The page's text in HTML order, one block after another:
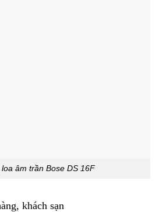
âm trần Bose DS 16F
khách sạn